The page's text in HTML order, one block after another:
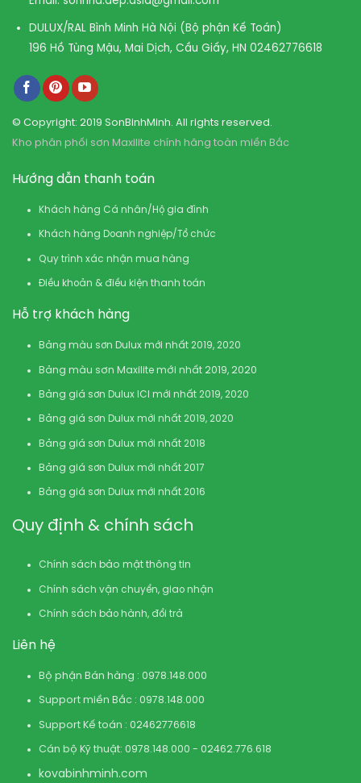
DULUX/RAL Bình Minh Hà Nội (Bộ phận Kế Toán)
196 Hồ Tùng Mậu, Mai Dịch, Cầu Giấy, HN 02462776618
© Copyright: 2019 SonBinhMinh. All rights reserved.
Kho phân phối sơn Maxilite chính hãng toàn miền Bắc
Hướng dẫn thanh toán
Khách hàng Cá nhân/Hộ gia đình
Khách hàng Doanh nghiệp/Tổ chức
Quy trình xác nhận mua hàng
Điều khoản & điều kiện thanh toán
Hỗ trợ khách hàng
Bảng màu sơn Dulux mới nhất 2019, 2020
Bảng màu sơn Maxilite mới nhất 2019, 2020
Bảng giá sơn Dulux ICI mới nhất 2019, 2020
Bảng giá sơn Dulux mới nhất 2019, 2020
Bảng giá sơn Dulux mới nhất 2018
Bảng giá sơn Dulux mới nhất 2017
Bảng giá sơn Dulux mới nhất 2016
Quy định & chính sách
Chính sách bảo mật thông tin
Chính sách vận chuyển, giao nhận
Chính sách bảo hành, đổi trả
Liên hệ
Bộ phận Bán hàng : 0978.148.000
Support miền Bắc : 0978.148.000
Support Kế toán : 02462776618
Cán bộ Kỹ thuật: 0978.148.000 - 02462.776.618
kovabinhminh.com